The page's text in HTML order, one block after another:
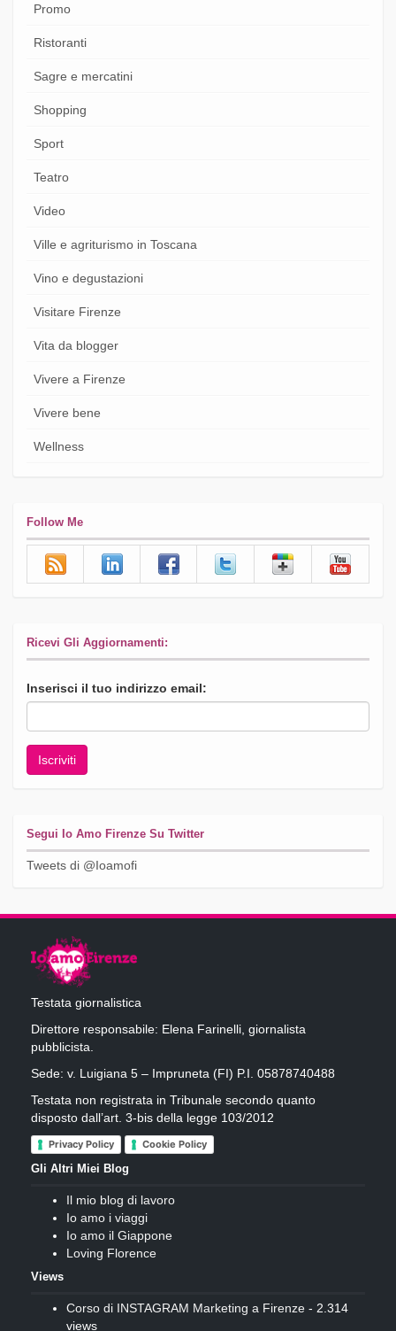
Promo
Ristoranti
Sagre e mercatini
Shopping
Sport
Teatro
Video
Ville e agriturismo in Toscana
Vino e degustazioni
Visitare Firenze
Vita da blogger
Vivere a Firenze
Vivere bene
Wellness
Follow Me
Ricevi Gli Aggiornamenti:
Inserisci il tuo indirizzo email:
Segui Io Amo Firenze Su Twitter
Tweets di @Ioamofi
Testata giornalistica
Direttore responsabile: Elena Farinelli, giornalista
pubblicista.
Sede: v. Luigiana 5 – Impruneta (FI) P.I. 05878740488
Testata non registrata in Tribunale secondo quanto
disposto dall’art. 3-bis della legge 103/2012
Privacy Policy Cookie Policy
Gli Altri Miei Blog
Il mio blog di lavoro
Io amo i viaggi
Io amo il Giappone
Loving Florence
Views
Corso di INSTAGRAM Marketing a Firenze - 2.314
views